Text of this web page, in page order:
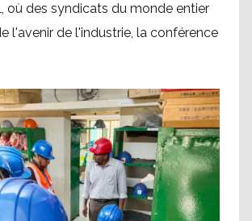
où des syndicats du monde entier
l'avenir de l'industrie, la conférence